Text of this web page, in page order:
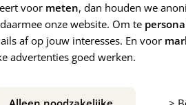
voor meten, dan houden we
onze website. Om te
af op jouw interesses. En voor
advertenties goed werken.